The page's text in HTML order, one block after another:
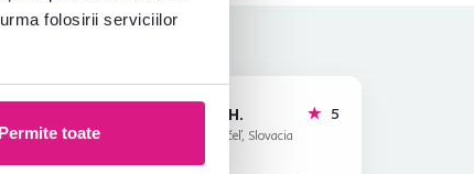
folosirii serviciilor
Permite toate
Tatiana H.
6.2.2026, Hrčeľ, Slovacia
5stele